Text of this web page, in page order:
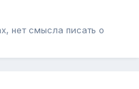
нет смысла писать о